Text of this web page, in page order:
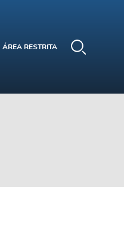
ÁREA RESTRITA